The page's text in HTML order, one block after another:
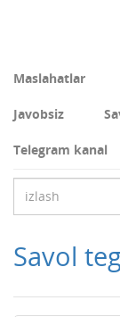
Maslahatlar
Javobsiz
Telegram kanal
Savol